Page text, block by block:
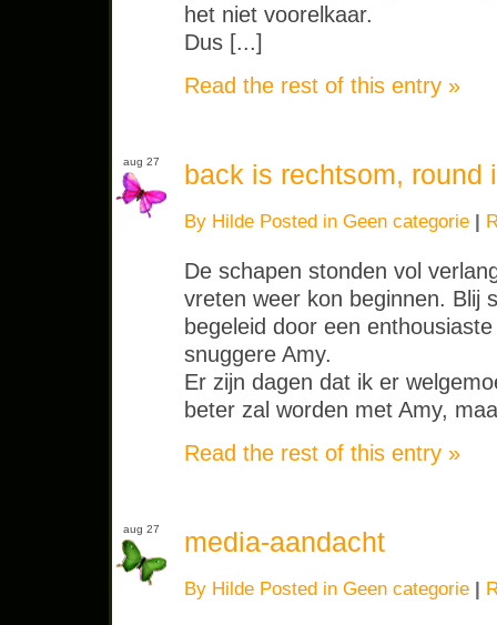
het niet voorelkaar.
Dus [...]
Read the rest of this entry »
aug 27 back is rechtsom, round
By Hilde Posted in Geen categorie |
De schapen stonden vol
vreten weer kon beginnen. Blij
begeleid door een
snuggere Amy.
Er zijn dagen dat ik er
beter zal worden met Amy,
Read the rest of this entry »
aug 27 media-aandacht
By Hilde Posted in Geen categorie |